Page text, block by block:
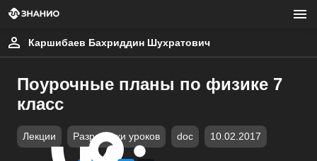
Каршибаев Бахриддин Шухратович
Поурочные планы по физике 7
класс
Лекции Разработки уроков doc 10.02.2017